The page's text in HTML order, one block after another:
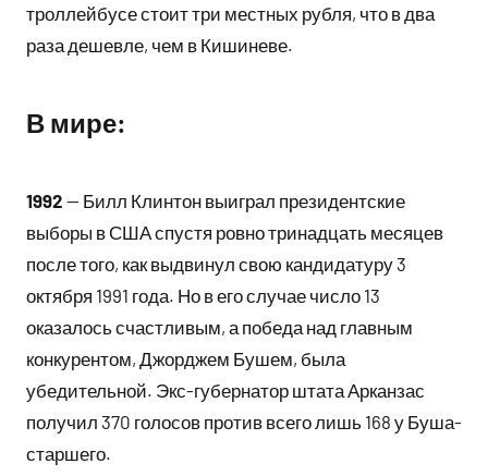
троллейбусе стоит три местных рубля, что в два
раза дешевле, чем в Кишиневе.
В мире:
1992 — Билл Клинтон выиграл президентские
выборы в США спустя ровно тринадцать месяцев
после того, как выдвинул свою кандидатуру 3
октября 1991 года. Но в его случае число 13
оказалось счастливым, а победа над главным
конкурентом, Джорджем Бушем, была
убедительной. Экс-губернатор штата Арканзас
получил 370 голосов против всего лишь 168 у Буша-
старшего.